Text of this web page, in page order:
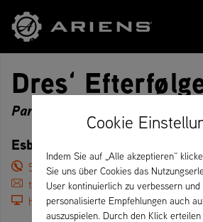
Dres‘
Partner
Esbjergvej 1, 6600 Vejen –
50744448
thomas@plaeneklipperservice.dk
https://plaeneklipperservice.dk/
Cookie
Indem Sie auf „Alle akzeptieren“
Sie uns über Cookies das
User kontinuierlich zu verbessern und
personalisierte Empfehlungen auch
auszuspielen. Durch den Klick